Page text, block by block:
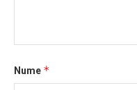
Nume *